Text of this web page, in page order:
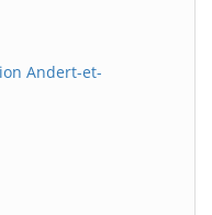
Andert-et-